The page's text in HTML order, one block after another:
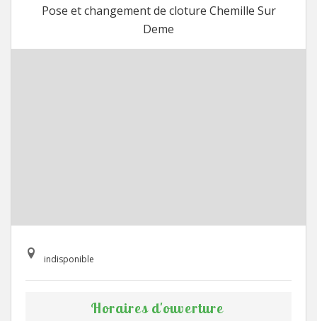
Pose et changement de cloture Chemille Sur
Deme
indisponible
Horaires d'ouverture